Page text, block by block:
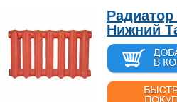
Нижний